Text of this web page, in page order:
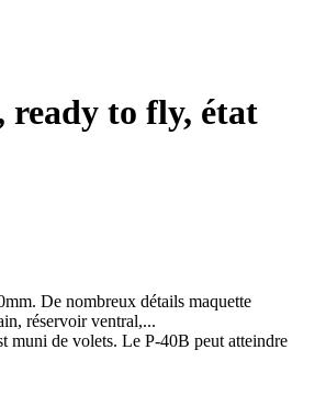
ready to fly, état
De nombreux détails maquette
réservoir ventral,...
muni de volets. Le P-40B peut atteindre